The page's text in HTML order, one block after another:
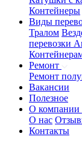
Контейнеры
Виды
Тралом
перевозки
Ремонт
Ремонт
Вакансии
Полезное
О компании
О нас
Контакты